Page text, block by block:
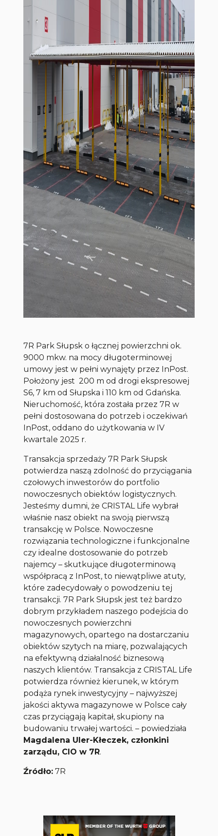
7R Park Słupsk o łącznej powierzchni ok.
9000 mkw. na mocy długoterminowej
umowy jest w pełni wynajęty przez InPost.
Położony jest 200 m od drogi ekspresowej
S6, 7 km od Słupska i 110 km od Gdańska.
Nieruchomość, która została przez 7R w
pełni dostosowana do potrzeb i oczekiwań
InPost, oddano do użytkowania w IV
kwartale 2025 r.
Transakcja sprzedaży 7R Park Słupsk
potwierdza naszą zdolność do przyciągania
czołowych inwestorów do portfolio
nowoczesnych obiektów logistycznych.
Jesteśmy dumni, że CRISTAL Life wybrał
właśnie nasz obiekt na swoją pierwszą
transakcję w Polsce. Nowoczesne
rozwiązania technologiczne i funkcjonalne
czy idealne dostosowanie do potrzeb
najemcy – skutkujące długoterminową
współpracą z InPost, to niewątpliwe atuty,
które zadecydowały o powodzeniu tej
transakcji. 7R Park Słupsk jest też bardzo
dobrym przykładem naszego podejścia do
nowoczesnych powierzchni
magazynowych, opartego na dostarczaniu
obiektów szytych na miarę, pozwalających
na efektywną działalność biznesową
naszych klientów. Transakcja z CRISTAL Life
potwierdza również kierunek, w którym
podąża rynek inwestycyjny – najwyższej
jakości aktywa magazynowe w Polsce cały
czas przyciągają kapitał, skupiony na
budowaniu trwałej wartości. – powiedziała
Magdalena Uler-Kłeczek, członkini
zarządu, CIO w 7R.
Źródło: 7R